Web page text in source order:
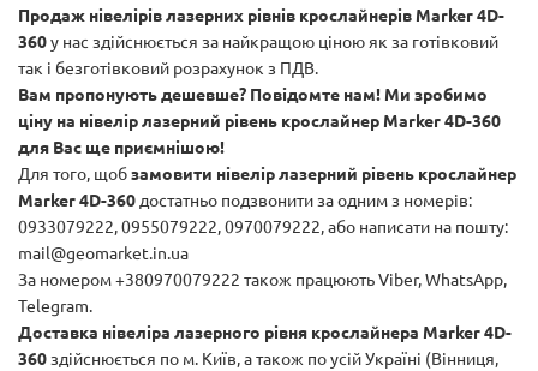
Продаж нівелірів лазерних рівнів крослайнерів Marker 4D-
360у нас здійснюється за найкращою ціною як за готівковий
так і безготівковий розрахунок з ПДВ.
Вам пропонують дешевше? Повідомте нам! Ми зробимо
ціну на нівелір лазерний рівень крослайнер Marker 4D-360
для Вас ще приємнішою!
Для того, щобзамовити нівелір лазерний рівень крослайнер
Marker 4D-360 достатньо подзвонити за одним з номерів:
0933079222, 0955079222, 0970079222, або написати на пошту:
mail@geomarket.in.ua
За номером +380970079222 також працюють Viber, WhatsApp,
Telegram.
Доставка нівеліра лазерного рівня крослайнера Marker 4D-
360 здійснюється по м. Київ, а також по усій Україні (Вінниця,